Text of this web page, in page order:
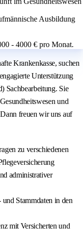
Ausbildung
- 4000 € pro Monat.
Krankenkasse, suchen
Unterstützung
Sachbearbeitung. Sie
und
freuen wir uns auf
zu verschiedenen
administrativer
Stammdaten in den
mit Versicherten und